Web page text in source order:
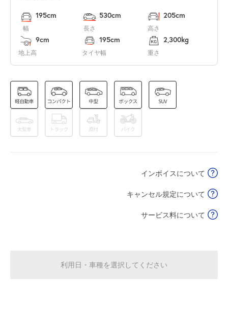
8月15日 (土)
7:00～21:00
¥2,500
空き2
休
休
幅
195cm
長さ
530cm
高さ
205cm
地上高
9cm
タイヤ幅
195cm
重さ
2,300kg
インボイスについて
キャンセル規定について
サービス料について
利用日・車種を選択してください